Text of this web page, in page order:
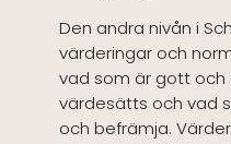
Den andra nivån i
värderingar och
vad som är gott och
värdesätts och vad
och befrämja.